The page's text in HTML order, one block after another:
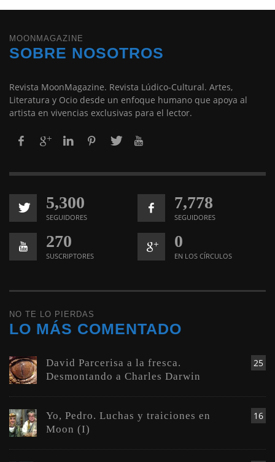
MOONMAGAZINE
SOBRE NOSOTROS
Revista MoonMagazine. Revista Lúdico-Cultural. Artes,
Literatura y Ocio desde un enfoque humano que apoya al
artista en vivencias exclusivas para el lector.
5,300
SEGUIDORES
7,778
SEGUIDORES
270
SUSCRIPTORES
0
EN LOS CÍRCULOS
NO TE LO PIERDAS
LO MÁS COMENTADO
25
David Parcerisa a la fresca.
Desmontando a Charles Darwin
16
Yo, Pedro. Luchas y traiciones en
Moon (I)